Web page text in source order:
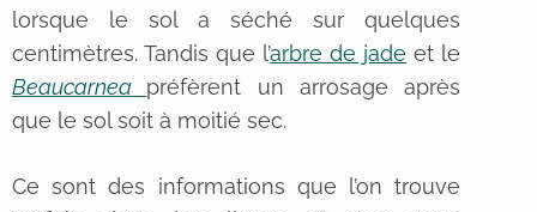
lorsque le sol a séché sur quelques
centimètres. Tandis que l’arbre de jade et le
Beaucarnea préfèrent un arrosage après
que le sol soit à moitié sec.
Ce sont des informations que l’on trouve